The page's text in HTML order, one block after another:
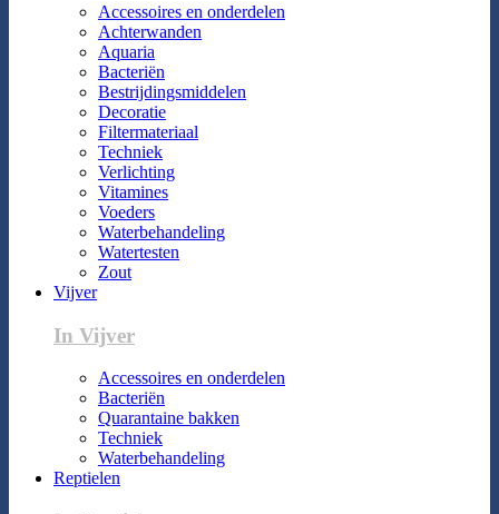
Accessoires en onderdelen
Achterwanden
Aquaria
Bacteriën
Bestrijdingsmiddelen
Decoratie
Filtermateriaal
Techniek
Verlichting
Vitamines
Voeders
Waterbehandeling
Watertesten
Zout
Vijver
In Vijver
Accessoires en onderdelen
Bacteriën
Quarantaine bakken
Techniek
Waterbehandeling
Reptielen